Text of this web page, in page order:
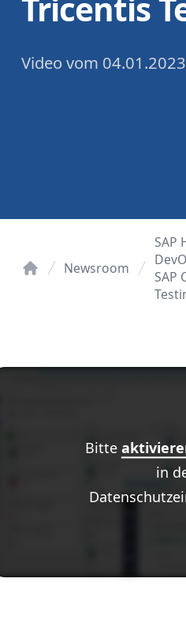
Tricentis
Video vom 04.01.2023
Newsroom
SAP
SAP
Bitte
in